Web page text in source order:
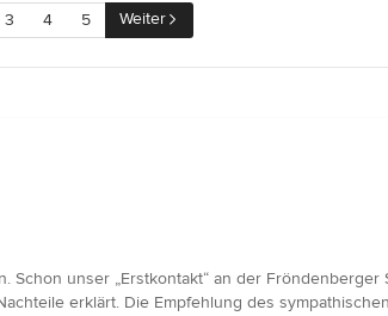
3 4 5 Weiter
unser „Erstkontakt“ an der
erklärt. Die Empfehlung des